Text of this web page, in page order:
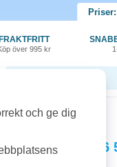
Priser:
FRAKTFRITT
över 995 kr
Standard 24/6
och ge dig